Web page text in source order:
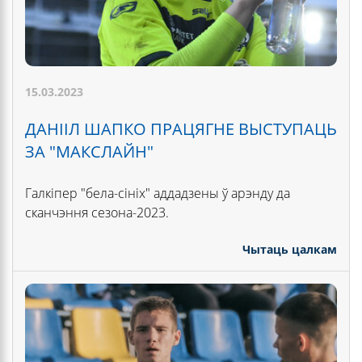
15.03.2023
ДАНІІЛ ШАПКО ПРАЦЯГНЕ ВЫСТУПАЦЬ
ЗА "МАКСЛАЙН"
Галкіпер "бела-сініх" аддадзены ў арэнду да
сканчэння сезона-2023.
Чытаць цалкам